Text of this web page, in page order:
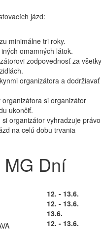
jázd:
minimálne tri roky.
omamných látok.
zodpovednosť za všetky
organizátora a dodržiavať
si organizátor
ukončiť.
organizátor vyhradzuje právo
na celú dobu trvania
MG Dní
12. - 13.6.
12. - 13.6.
13.6.
12. - 13.6.